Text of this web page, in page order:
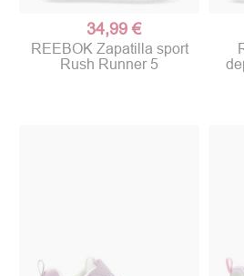
34,99 €
REEBOK Zapatilla sport
Rush Runner 5